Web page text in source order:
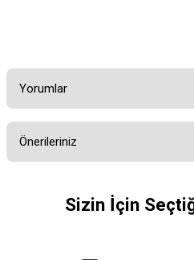
Yorumlar
Yorum
Önerileriniz
yetersiz gördüğünüz noktaları öneri
iletebilirsiniz.Sizin İçin